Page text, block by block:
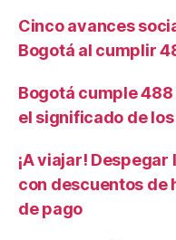
Cinco avances
Bogotá al cumplir
Bogotá cumple 488
el significado de
¡A viajar!
con descuentos de
de pago